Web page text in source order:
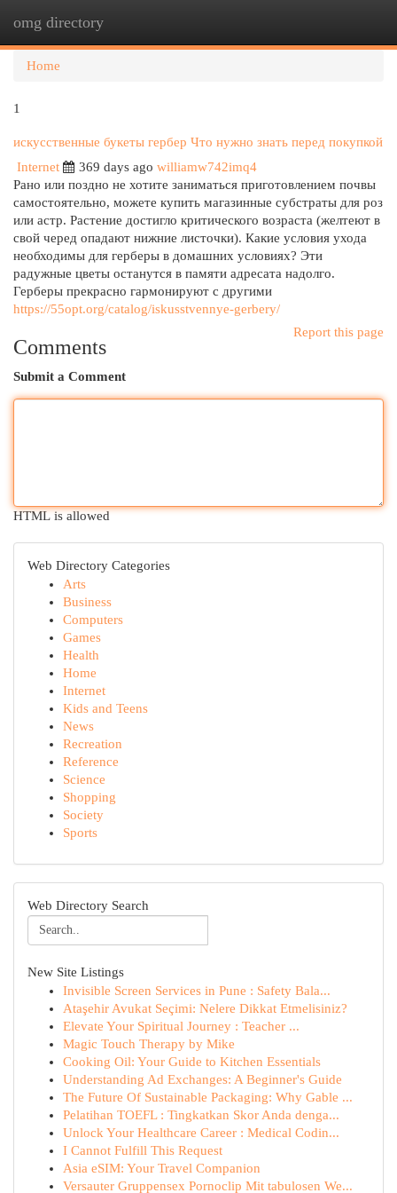
omg directory
Home
1
искусственные букеты гербер Что нужно знать перед покупкой
Internet
369 days ago williamw742imq4
Рано или поздно не хотите заниматься приготовлением почвы
самостоятельно, можете купить магазинные субстраты для роз
или астр. Растение достигло критического возраста (желтеют в
свой черед опадают нижние листочки). Какие условия ухода
необходимы для герберы в домашних условиях? Эти
радужные цветы останутся в памяти адресата надолго.
Герберы прекрасно гармонируют с другими
https://55opt.org/catalog/iskusstvennye-gerbery/
Report this page
Comments
Submit a Comment
HTML is allowed
Web Directory Categories
Arts
Business
Computers
Games
Health
Home
Internet
Kids and Teens
News
Recreation
Reference
Science
Shopping
Society
Sports
Web Directory Search
New Site Listings
Invisible Screen Services in Pune : Safety Bala...
Ataşehir Avukat Seçimi: Nelere Dikkat Etmelisiniz?
Elevate Your Spiritual Journey : Teacher ...
Magic Touch Therapy by Mike
Cooking Oil: Your Guide to Kitchen Essentials
Understanding Ad Exchanges: A Beginner's Guide
The Future Of Sustainable Packaging: Why Gable ...
Pelatihan TOEFL : Tingkatkan Skor Anda denga...
Unlock Your Healthcare Career : Medical Codin...
I Cannot Fulfill This Request
Asia eSIM: Your Travel Companion
Versauter Gruppensex Pornoclip Mit tabulosen We...